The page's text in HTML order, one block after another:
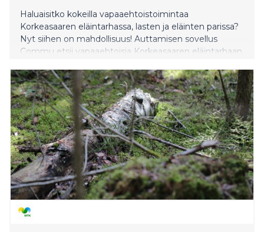
Haluaisitko kokeilla vapaaehtoistoimintaa
Korkeasaaren eläintarhassa, lasten ja eläinten parissa?
Nyt siihen on mahdollisuus! Auttamisen sovellus
Commu etsii vapaaehtoisia Korkeasaaren eläintarhaan
pääset liikkumaan eläinten keskellä ja tekemään
merkityksellistä auttamista lasten turvallisen
retkipäivän mahdollistamiseksi.